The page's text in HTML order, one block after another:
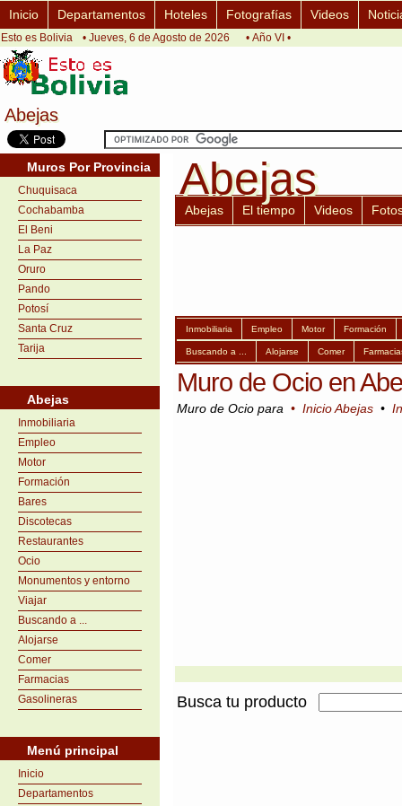
Abejas
Abejas
Inicio Departamentos Hoteles Fotografías Videos
Esto es Bolivia • Jueves, 6 de Agosto de 2026 • Año VI •
Muros Por Provincia
Chuquisaca
Cochabamba
El Beni
La Paz
Oruro
Pando
Potosí
Santa Cruz
Tarija
Abejas
Inmobiliaria
Empleo
Motor
Formación
Bares
Discotecas
Restaurantes
Ocio
Monumentos y entorno
Viajar
Buscando a ...
Alojarse
Comer
Farmacias
Gasolineras
Menú principal
Inicio
Departamentos
Abejas
Abejas
Abejas El tiempo Videos
Inmobiliaria Empleo Motor Formación
Buscando a ... Alojarse Comer
Muro de Ocio en
Muro de Ocio para • Inicio Abejas •
Busca tu producto